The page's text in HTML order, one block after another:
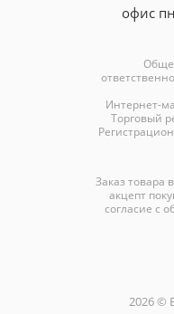
офис
Интернет-
Торговый
Заказ товара
акцепт
согласие с
2026 ©